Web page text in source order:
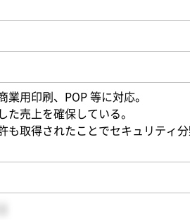
業用印刷、POP 等に対応。
た売上を確保している。
も取得されたことでセキュリティ